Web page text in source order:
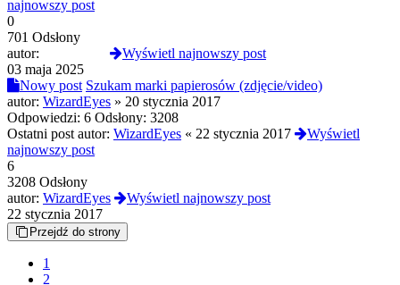
najnowszy post
0
701 Odsłony
autor:
Wyświetl najnowszy post
03 maja 2025
Nowy post Szukam marki papierosów (zdjęcie/video)
autor: WizardEyes » 20 stycznia 2017
Odpowiedzi: 6 Odsłony: 3208
Ostatni post autor: WizardEyes « 22 stycznia 2017
Wyświetl
najnowszy post
6
3208 Odsłony
autor: WizardEyes
Wyświetl najnowszy post
22 stycznia 2017
Przejdź do strony
1
2